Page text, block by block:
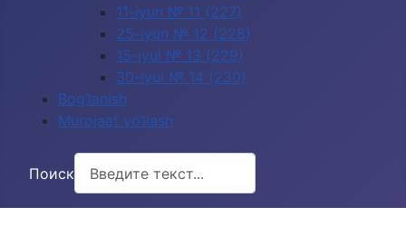
11-iyun № 11 (227)
25-iyun № 12 (228)
15-iyul № 13 (229)
30-iyul № 14 (230)
Bog‘lanish
Murojaat yo‘llash
Поиск